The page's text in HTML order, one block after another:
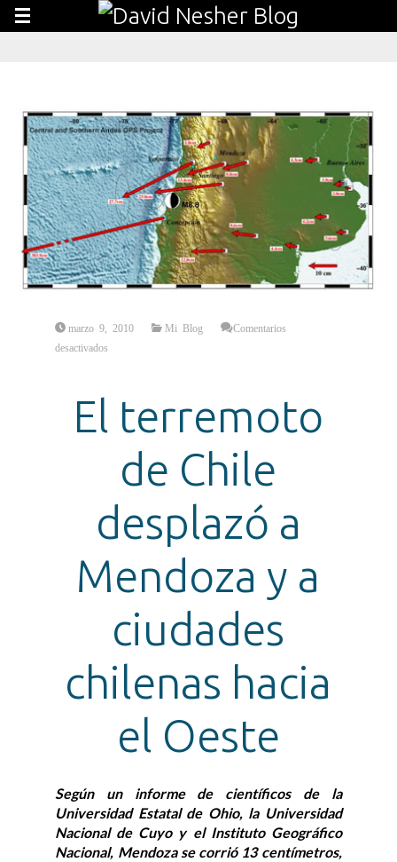
marzo 9, 2010 Mi Blog
Comentarios
desactivados
El terremoto
de Chile
desplazó a
Mendoza y a
ciudades
chilenas hacia
el Oeste
Según un informe de científicos de la
Universidad Estatal de Ohio, la Universidad
Nacional de Cuyo y el Instituto Geográfico
Nacional, Mendoza se corrió 13 centímetros,